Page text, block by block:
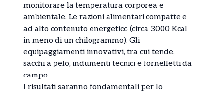
monitorare la temperatura corporea e
ambientale. Le razioni alimentari compatte e
ad alto contenuto energetico (circa 3000 Kcal
in meno di un chilogrammo). Gli
equipaggiamenti innovativi, tra cui tende,
sacchi a pelo, indumenti tecnici e fornelletti da
campo.
I risultati saranno fondamentali per lo